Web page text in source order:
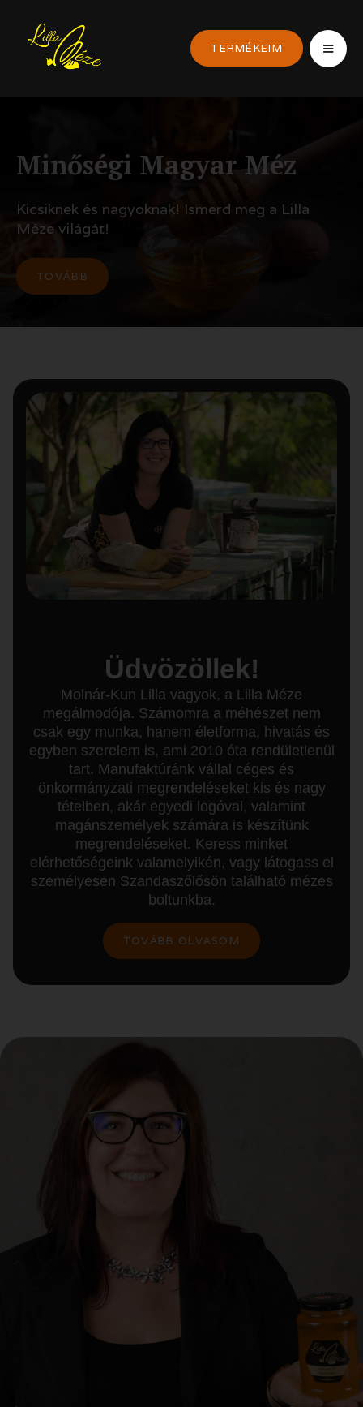
TERMÉKEIM
Minőségi Magyar Méz
Kicsiknek és nagyoknak! Ismerd meg a Lilla
Méze világát!
TOVÁBB
Üdvözöllek!
Molnár-Kun Lilla vagyok, a Lilla Méze
megálmodója. Számomra a méhészet nem
csak egy munka, hanem életforma, hivatás és
egyben szerelem is, ami 2010 óta rendületlenül
tart. Manufaktúránk vállal céges és
önkormányzati megrendeléseket kis és nagy
tételben, akár egyedi logóval, valamint
magánszemélyek számára is készítünk
megrendeléseket. Keress minket
elérhetőségeink valamelyikén, vagy látogass el
személyesen Szandaszőlősön található mézes
boltunkba.
TOVÁBB OLVASOM